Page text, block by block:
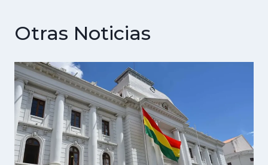
Otras Noticias